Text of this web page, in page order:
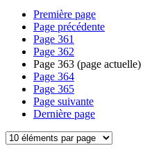
Première page
Page précédente
Page 361
Page 362
Page 363 (page actuelle)
Page 364
Page 365
Page suivante
Dernière page